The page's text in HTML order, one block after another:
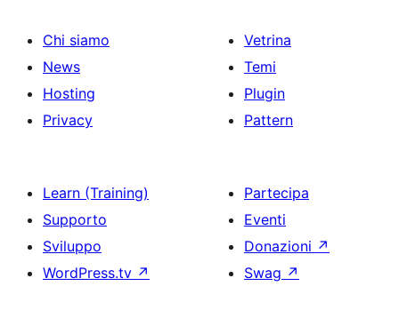
Chi siamo
News
Hosting
Privacy
Vetrina
Temi
Plugin
Pattern
Learn (Training)
Supporto
Sviluppo
WordPress.tv ↗
Partecipa
Eventi
Donazioni ↗
Swag ↗